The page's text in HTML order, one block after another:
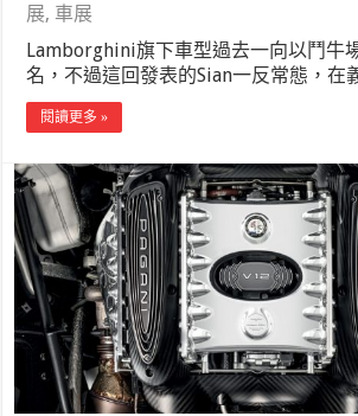
展, 車展
Lamborghini旗下車型過去一向以鬥牛
名，不過這回發表的Sian一反常態，在
閱讀更多 »